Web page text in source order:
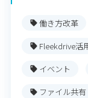
働き方改革
Fleekdrive活
イベント
ファイル共